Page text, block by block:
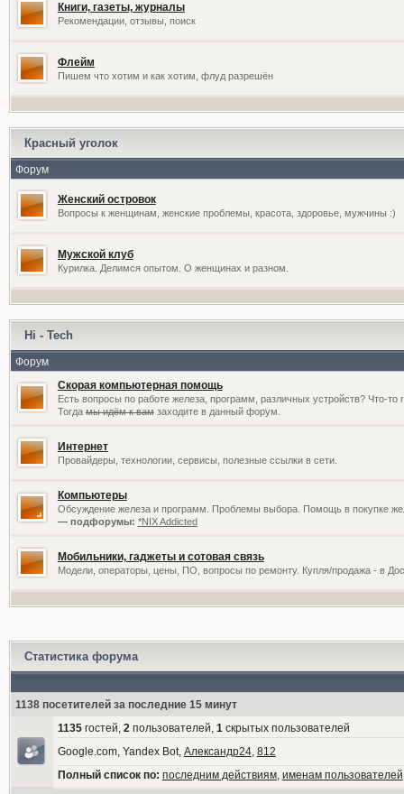
Книги, газеты, журналы
Рекомендации, отзывы, поиск
Флейм
Пишем что хотим и как хотим, флуд разрешён
Красный уголок
Форум
Женский островок
Вопросы к женщинам, женские проблемы, красота, здоровье, мужчины :)
Мужской клуб
Курилка. Делимся опытом. О женщинах и разном.
Hi - Tech
Форум
Скорая компьютерная помощь
Есть вопросы по работе железа, программ, различных устройств? Что-то
Тогдамы идём к вамзаходите в данный форум.
Интернет
Провайдеры, технологии, сервисы, полезные ссылки в сети.
Компьютеры
Обсуждение железа и программ. Проблемы выбора. Помощь в покупке
— подфорумы: *NIX Addicted
Мобильники, гаджеты и сотовая связь
Модели, операторы, цены, ПО, вопросы по ремонту. Купля/продажа - в
Статистика форума
1138 посетителей за последние 15 минут
1135гостей, 2пользователей, 1скрытых пользователей
Google.com, Yandex Bot, Александр24, 812
Полный список по: последним действиям, именам пользователей